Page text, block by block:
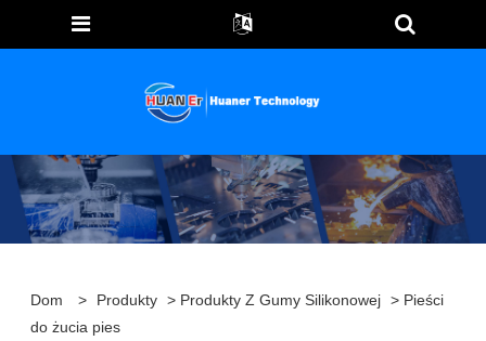
Dom > Produkty > Produkty Z Gumy Silikonowej > Pieści
do żucia pies